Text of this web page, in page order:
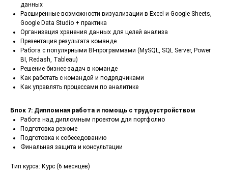
данных
Расширенные возможности визуализации в Excel и Google Sheets,
Google Data Studio + практика
Организация хранения данных для целей анализа
Презентация результата команде
Работа с популярными BI-программами (MySQL, SQL Server, Power
BI, Redash, Tableau)
Решение бизнес-задач в команде
Как работать с командой и подрядчиками
Как управлять процессами по аналитике
Блок 7: Дипломная работа и помощь с трудоустройством
Работа над дипломным проектом для портфолио
Подготовка резюме
Подготовка к собеседованию
Финальная защита и консультации
Тип курса: Курс (6 месяцев)